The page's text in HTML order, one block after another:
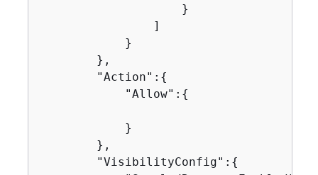
                    }
                ]
            }
        },
        "Action":
{
            "Allow":
{
            }
        },
        "VisibilityConfig":
{